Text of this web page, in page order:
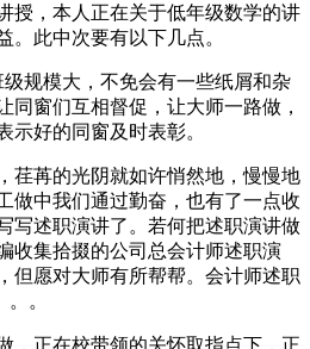
，本人正在关于低年级数学的讲
。此中次要有以下几点。
规模大，不免会有一些纸屑和杂
同窗们互相督促，让大师一路做，
示好的同窗及时表彰。
苒的光阴就如许悄然地，慢慢地
做中我们通过勤奋，也有了一点收
写述职演讲了。若何把述职演讲做
收集拾掇的公司总会计师述职演
但愿对大师有所帮帮。会计师述职
。
正在校带领的关怀取指点下，正